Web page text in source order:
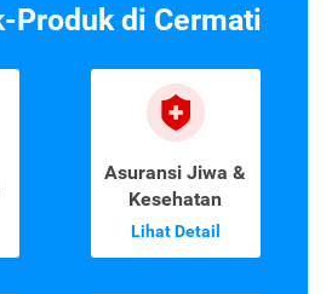
Produk di Cermati
Asuransi Jiwa &
Kesehatan
Lihat Detail